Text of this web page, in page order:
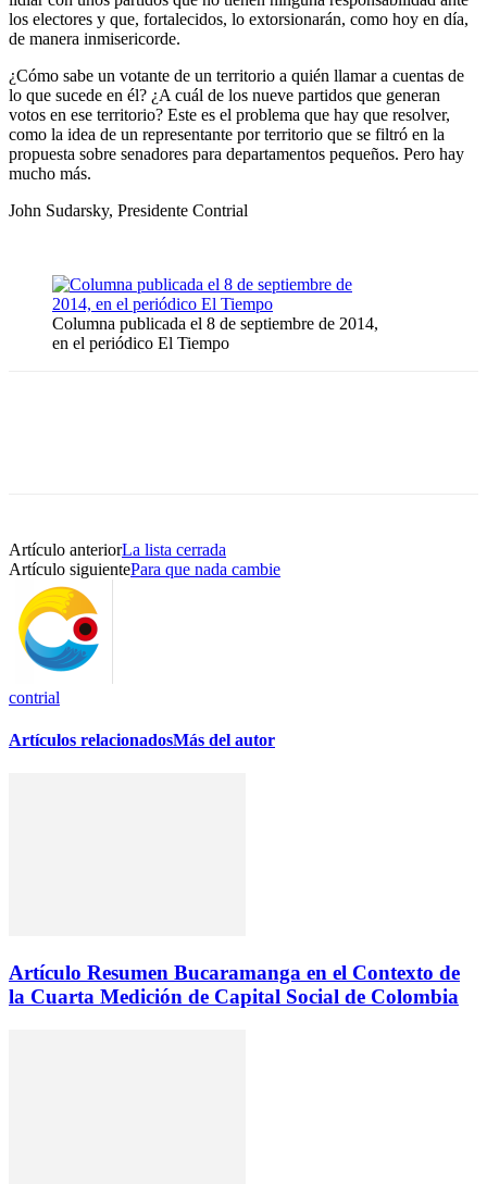
los electores y que, fortalecidos, lo extorsionarán, como hoy en día,
de manera inmisericorde.
¿Cómo sabe un votante de un territorio a quién llamar a cuentas de
lo que sucede en él? ¿A cuál de los nueve partidos que generan
votos en ese territorio? Este es el problema que hay que resolver,
como la idea de un representante por territorio que se filtró en la
propuesta sobre senadores para departamentos pequeños. Pero hay
mucho más.
John Sudarsky, Presidente Contrial
Columna publicada el 8 de septiembre de 2014,
en el periódico El Tiempo
Artículo anteriorLa lista cerrada
Artículo siguientePara que nada cambie
contrial
Artículos relacionadosMás del autor
Artículo Resumen Bucaramanga en el Contexto de
la Cuarta Medición de Capital Social de Colombia